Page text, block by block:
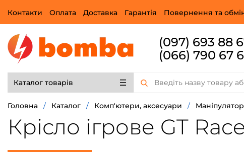
Контакти Оплата Доставка Гарантія Повернення та
(097) 693 88
(066) 790 67
Каталог товарів
Головна / Каталог / Комп'ютери, аксесуари /
Крісло ігрове GT